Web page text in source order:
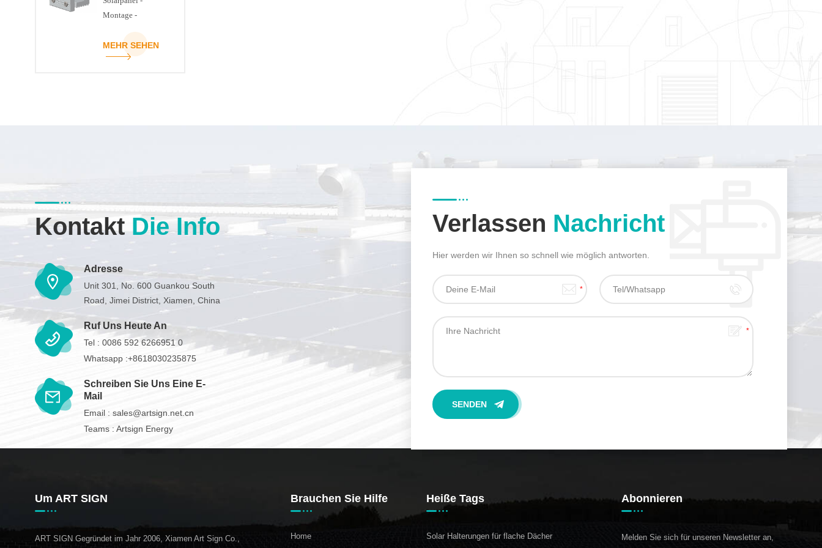
Montage -
MEHR SEHEN
KontaktDie Info
Adresse
Unit 301, No. 600 Guankou South
Road, Jimei District, Xiamen, China
Ruf Uns Heute An
Tel : 0086 592 6266951 0
Whatsapp :+8618030235875
Schreiben Sie Uns Eine E-
Mail
Email : sales@artsign.net.cn
Teams : Artsign Energy
Verlassen Nachricht
Hier werden wir Ihnen so schnell wie möglich antworten.
Um ART SIGN
ART SIGN Gegründet im Jahr 2006, Xiamen Art Sign Co.,
Brauchen Sie Hilfe
Home
Heiße Tags
Solar Halterungen für flache Dächer
Abonnieren
Melden Sie sich für unseren Newsletter an,